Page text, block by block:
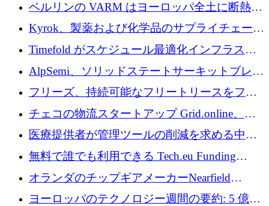
ベルリンの VARM はヨーロッパ全土に断熱材
を拡張するために 1,750 万ユーロを投資
Kyrok、製薬および化学品のサプライチェーン
に AI を導入するために 310 万ユーロを確保
Timefold がスケジュール最適化インフラスト
ラクチャを拡張するためにシリーズ A で
1,300 万ドルを調達
AlpSemi、ソリッドステートサーキットブレー
カー技術の進歩のために1,700万ユーロを調達
フリーズ、持続可能なフリートリースをフラ
ンス全土に拡大するために1,300万ユーロを確
保
チェコの物流スタートアップ Grid.online、配
送量が 1 年で 10 倍に増加し、400 万ユーロの
医療提供者が管理ツールの削減を求める中、
a16z が Prosper AI を 3,000 万ドルで支援
無料で誰でも利用できる Tech.eu Funding
Explorer のご紹介
オランダのチップギアメーカーNearfield
Instrumentsが3億8,000万ドルを調達
ヨーロッパのテクノロジー週間の要約: 5 億